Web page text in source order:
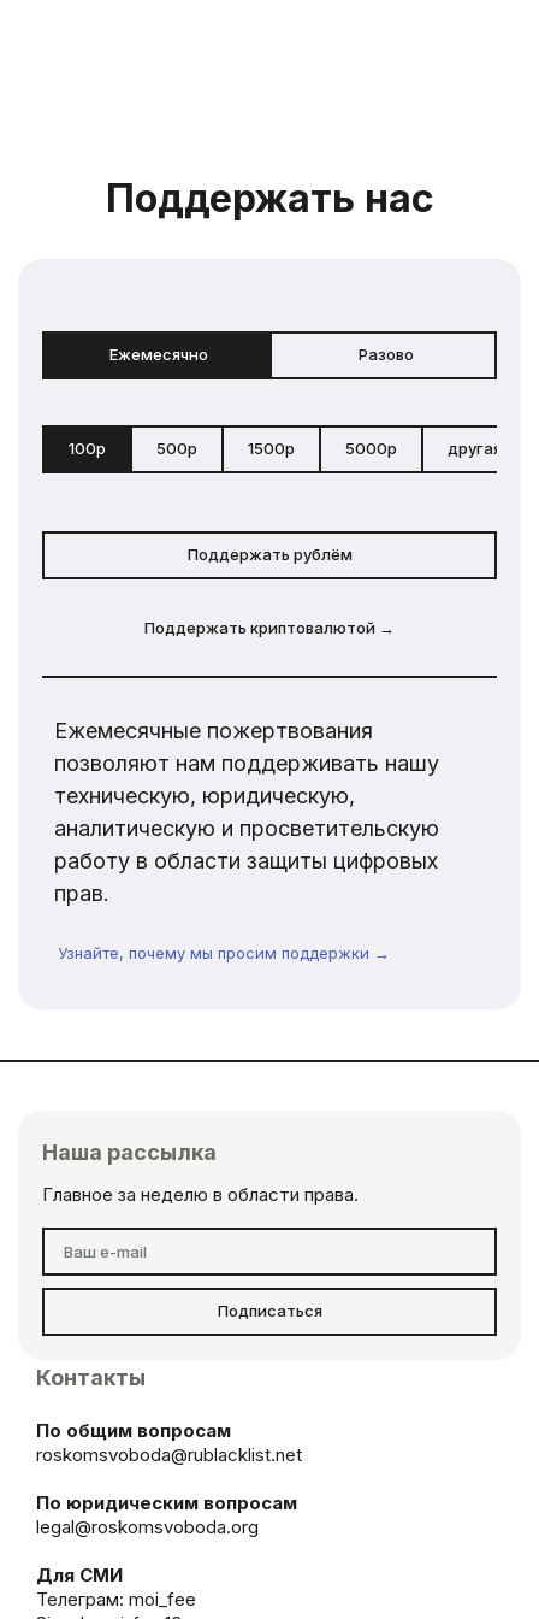
Поддержать нас
Ежемесячно Разово
100р 500р 1500р 5000р другая
Поддержать рублём
Поддержать криптовалютой →
Ежемесячные пожертвования
позволяют нам поддерживать нашу
техническую, юридическую,
аналитическую и просветительскую
работу в области защиты цифровых
прав.
Узнайте, почему мы просим поддержки →
Наша рассылка
Главное за неделю в области права.
Подписаться
Контакты
По общим вопросам
roskomsvoboda@rublacklist.net
По юридическим вопросам
legal@roskomsvoboda.org
Для СМИ
Телеграм: moi_fee